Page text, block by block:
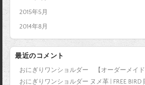
2015年5月
2014年8月
最近のコメント
おにぎりワンショルダー 【オーダーメイド
おにぎりワンショルダー ヌメ革 | FREE BIRD